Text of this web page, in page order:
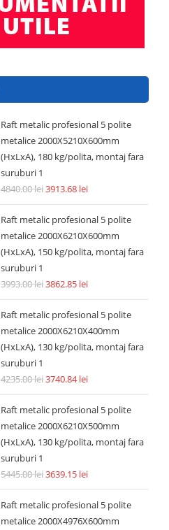
Raft metalic profesional 5 polite
metalice 2000X5210X600mm
(HxLxA), 180 kg/polita, montaj fara
suruburi 1
4840.00lei3913.68 lei
Raft metalic profesional 5 polite
metalice 2000X6210X600mm
(HxLxA), 150 kg/polita, montaj fara
suruburi 1
3993.00lei3862.85 lei
Raft metalic profesional 5 polite
metalice 2000X6210X400mm
(HxLxA), 130 kg/polita, montaj fara
suruburi 1
4235.00lei3740.84lei
Raft metalic profesional 5 polite
metalice 2000X6210X500mm
(HxLxA), 130 kg/polita, montaj fara
suruburi 1
5445.00lei3639.15 lei
Raft metalic profesional 5 polite
metalice 2000X4976X600mm